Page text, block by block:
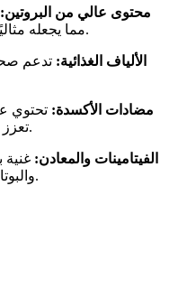
محتوى عالي من البروتين:
مما يجعله مثاليًا للتطبيقات الغذائية والمشروبات.
الألياف الغذائية: تدعم
مضادات الأكسدة: تحتوي
تعزز الصحة وتساهم في فوائد التجميل.
الفيتامينات والمعادن: غنية
والبوتاسيوم لتوفير قيمة غذائية متكاملة.